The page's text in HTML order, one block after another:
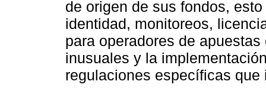
de origen de sus fondos,
identidad, monitoreos,
para operadores de
inusuales y la
regulaciones específicas